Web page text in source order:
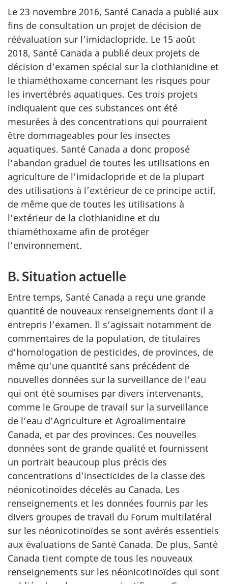
Le 23 novembre 2016, Santé Canada a publié aux
fins de consultation un projet de décision de
réévaluation sur l’imidaclopride. Le 15 août
2018, Santé Canada a publié deux projets de
décision d’examen spécial sur la clothianidine et
le thiaméthoxame concernant les risques pour
les invertébrés aquatiques. Ces trois projets
indiquaient que ces substances ont été
mesurées à des concentrations qui pourraient
être dommageables pour les insectes
aquatiques. Santé Canada a donc proposé
l’abandon graduel de toutes les utilisations en
agriculture de l’imidaclopride et de la plupart
des utilisations à l’extérieur de ce principe actif,
de même que de toutes les utilisations à
l’extérieur de la clothianidine et du
thiaméthoxame afin de protéger
l’environnement.
B. Situation actuelle
Entre temps, Santé Canada a reçu une grande
quantité de nouveaux renseignements dont il a
entrepris l’examen. Il s’agissait notamment de
commentaires de la population, de titulaires
d’homologation de pesticides, de provinces, de
même qu’une quantité sans précédent de
nouvelles données sur la surveillance de l’eau
qui ont été soumises par divers intervenants,
comme le Groupe de travail sur la surveillance
de l’eau d’Agriculture et Agroalimentaire
Canada, et par des provinces. Ces nouvelles
données sont de grande qualité et fournissent
un portrait beaucoup plus précis des
concentrations d’insecticides de la classe des
néonicotinoïdes décelés au Canada. Les
renseignements et les données fournis par les
divers groupes de travail du Forum multilatéral
sur les néonicotinoïdes se sont avérés essentiels
aux évaluations de Santé Canada. De plus, Santé
Canada tient compte de tous les nouveaux
renseignements sur les néonicotinoïdes qui sont